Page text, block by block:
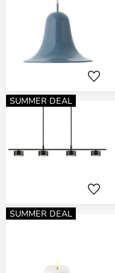
SUMMER DEAL
SUMMER DEAL